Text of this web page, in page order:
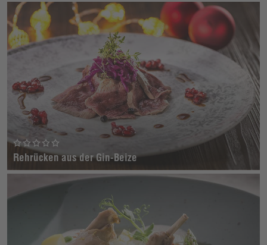
Rehrücken aus der Gin-Beize